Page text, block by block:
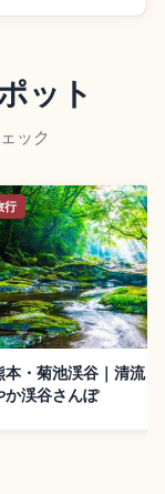
ット
ック
行
本・菊池渓谷｜清流と
か渓谷さんぽ